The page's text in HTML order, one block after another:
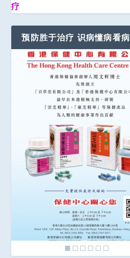
疗
预防胜于治疗 识病懂病看病